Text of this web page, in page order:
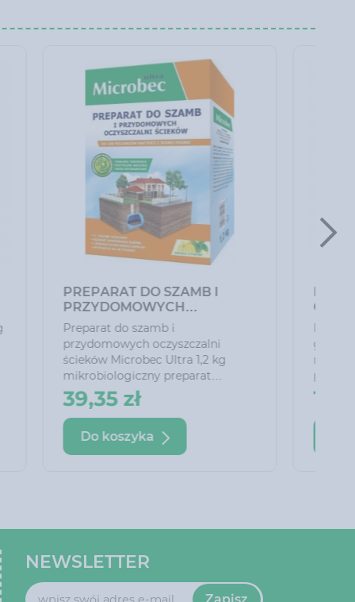
wody,
NAWÓZ GRANULOWANY DO
HORTENSJI BIOPON 1 KG
Nawóz granulowany do hortensji
Biopon 1 kg wieloskładnikowy
nawóz mineralny przeznaczony do
nawożenia hortensji. Zawartość
potasu stymuluje powstawanie
pąków oraz wydłuża okres
kwitnienia. Obecność fosforu
zwiększa odporność roślin na
wymarzanie. Odpowiednio
13,35 zł
Do koszyka
NEWSLETTER